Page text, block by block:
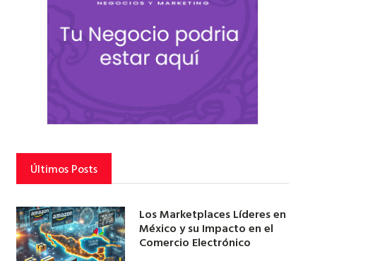
Últimos Posts
Los Marketplaces Líderes en
México y su Impacto en el
Comercio Electrónico